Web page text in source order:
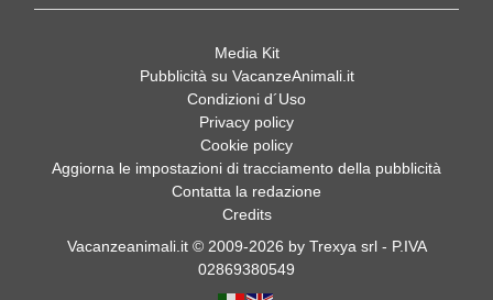
Media Kit
Pubblicità su VacanzeAnimali.it
Condizioni d´Uso
Privacy policy
Cookie policy
Aggiorna le impostazioni di tracciamento della pubblicità
Contatta la redazione
Credits
Vacanzeanimali.it © 2009-2026 by Trexya srl - P.IVA
02869380549